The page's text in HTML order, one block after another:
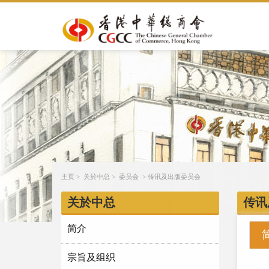
主页 > 关於中总 > 委员会 > 传讯及出版委员会
关於中总
简介
宗旨及组织
传